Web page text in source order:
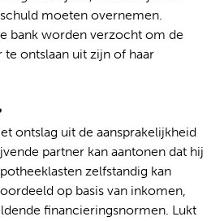
moeten overnemen.
bank worden verzocht om de
ontslaan uit zijn of haar
ontslag uit de aansprakelijkheid
partner kan aantonen dat hij
zelfstandig kan
op basis van inkomen,
financieringsnormen. Lukt